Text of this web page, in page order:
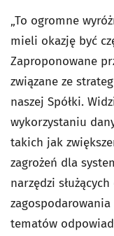
„To ogromne
mieli okazję być
Zaproponowane
związane ze
naszej Spółki.
wykorzystaniu
takich jak
zagrożeń dla
narzędzi
tematów